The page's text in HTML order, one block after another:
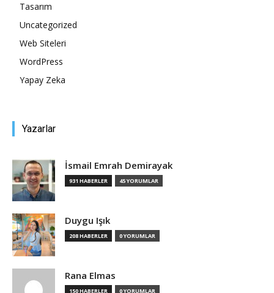
Tasarım
Uncategorized
Web Siteleri
WordPress
Yapay Zeka
Yazarlar
İsmail Emrah Demirayak
931 HABERLER 45 YORUMLAR
Duygu Işık
208 HABERLER 0 YORUMLAR
Rana Elmas
150 HABERLER 0 YORUMLAR